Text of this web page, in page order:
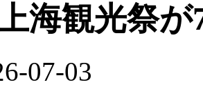
海観光祭
07-03